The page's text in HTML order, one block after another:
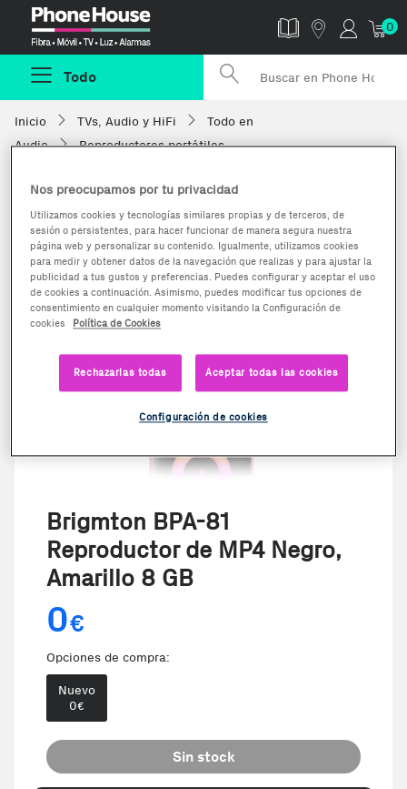
0
Todo
Inicio TVs, Audio y HiFi
Todo en
Audio
Reproductores portátiles
Brigmton BPA-81
Reproductor de MP4 Negro,
Amarillo 8 GB
0€
Opciones de compra:
Nuevo
0€
Sin stock
Nos preocupamos por tu privacidad
Utilizamos cookies y tecnologías similares propias y de terceros, de
sesión o persistentes, para hacer funcionar de manera segura nuestra
página web y personalizar su contenido. Igualmente, utilizamos cookies
para medir y obtener datos de la navegación que realizas y para ajustar la
publicidad a tus gustos y preferencias. Puedes configurar y aceptar el uso
de cookies a continuación. Asimismo, puedes modificar tus opciones de
consentimiento en cualquier momento visitando la Configuración de
cookies
Política de Cookies
Rechazarlas todas Aceptar todas las cookies
Configuración de cookies